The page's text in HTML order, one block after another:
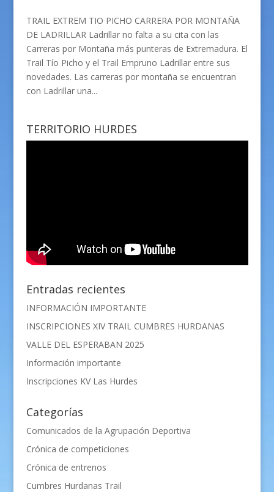
TRAIL EXTREM TIO PICHO CARRERA POR MONTAÑA
DE LADRILLAR Ladrillar no falta a su cita con las
Carreras por Montaña más punteras de Extremadura. El
Trail Tío Picho y el Trail Empruno Ladrillar entre sus
novedades. Las carreras por montaña se encuentran
con Ladrillar una...
TERRITORIO HURDES
Entradas recientes
INFORMACIÓN IMPORTANTE
INSCRIPCIONES XIV TRAIL CUMBRES HURDANAS
VALLE DEL ESPERABAN 2025
Información importante
Inscripciones KV Las Hurdes
Categorías
Comunicados de la Agrupación Deportiva
Crónica de competiciones
Crónica de entrenos
Cumbres Hurdanas Trail